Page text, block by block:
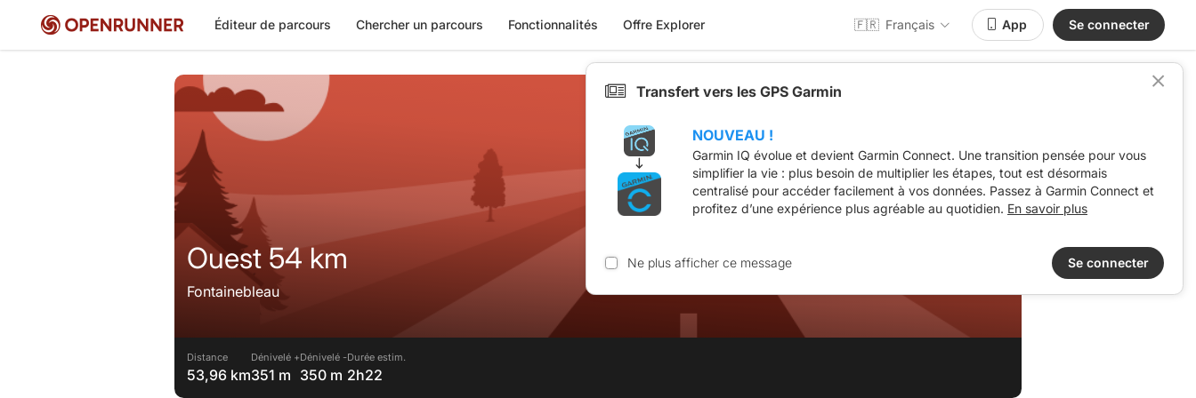
Éditeur de parcours Chercher un parcours Fonctionnalités Offre Explorer 🇫🇷 Français App Se connecter
Ouest 54 km
Fontainebleau
Distance
53,96 km
Dénivelé +
351 m
Dénivelé -
350 m
Durée estim.
2h22
Transfert vers les GPS Garmin
NOUVEAU !
Garmin IQ évolue et devient Garmin Connect. Une transition pensée pour vous
simplifier la vie : plus besoin de multiplier les étapes, tout est désormais
centralisé pour accéder facilement à vos données. Passez à Garmin Connect et
profitez d’une expérience plus agréable au quotidien. En savoir plus
Ne plus afficher ce message Se connecter